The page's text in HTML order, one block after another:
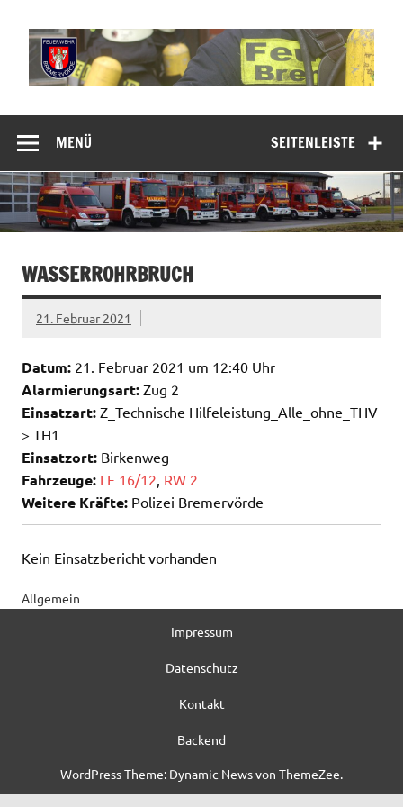
springen
Freiwillige
Feuerwehr
Bremervörde
SEITENLEISTE
MENÜ
WASSERROHRBRUCH
21. Februar 2021
Datum: 21. Februar 2021 um 12:40 Uhr
Alarmierungsart: Zug 2
Einsatzart: Z_Technische Hilfeleistung_Alle_ohne_THV
> TH1
Einsatzort: Birkenweg
Fahrzeuge: LF 16/12, RW 2
Weitere Kräfte: Polizei Bremervörde
Kein Einsatzbericht vorhanden
Allgemein
Impressum
Datenschutz
Kontakt
Backend
WordPress-Theme: Dynamic News von ThemeZee.